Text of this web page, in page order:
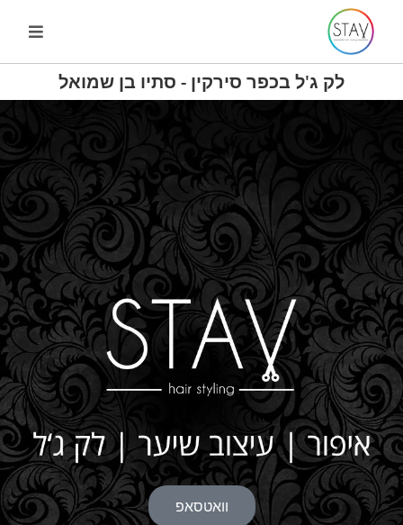
לק ג'ל בכפר סירקין - סתיו בן שמואל
לק ג'ל בכפר סירקין
סתיו בן שמואל - עיצוב שיער, איפור ולק ג'ל
וואטסאפ